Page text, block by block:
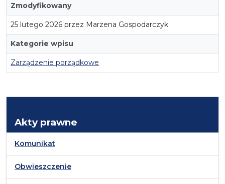
Zmodyfikowany
25 lutego 2026 przez Marzena Gospodarczyk
Kategorie wpisu
Zarządzenie porządkowe
Akty prawne
Komunikat
Obwieszczenie